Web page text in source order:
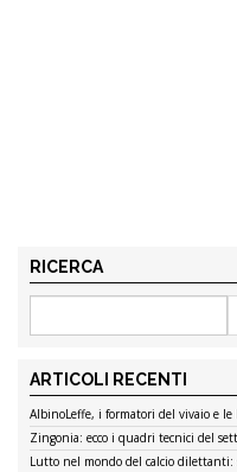
RICERCA
ARTICOLI RECENTI
AlbinoLeffe, i formatori del vivaio e
Zingonia: ecco i quadri tecnici del
Lutto nel mondo del calcio dilettanti: